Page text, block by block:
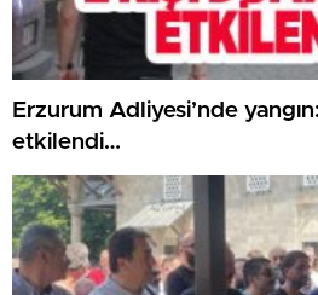
Erzurum Adliyesi’nde
etkilendi…